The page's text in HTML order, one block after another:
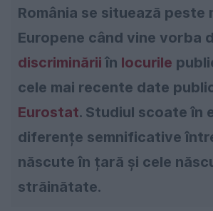
România se situează peste
Europene când vine vorba
discriminării în locurile
cele mai recente date
Eurostat. Studiul scoate în
diferențe semnificative
născute în țară și cele
străinătate.